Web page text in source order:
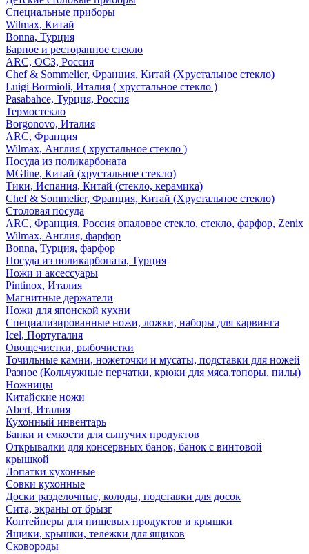
Специальные приборы
Wilmax, Китай
Bonna, Турция
Барное и ресторанное стекло
ARC, ОСЗ, Россия
Chef & Sommelier, Франция, Китай (Хрустальное стекло)
Luigi Bormioli, Италия ( хрустальное стекло )
Pasabahce, Турция, Россия
Термостекло
Borgonovo, Италия
ARC, Франция
Wilmax, Англия ( хрустальное стекло )
Посуда из поликарбоната
MGline, Китай (хрустальное стекло)
Тики, Испания, Китай (стекло, керамика)
Chef & Sommelier, Франция, Китай (Хрустальное стекло)
Столовая посуда
ARC, Франция, Россия опаловое стекло, стекло, фарфор, Zenix
Wilmax, Англия, фарфор
Bonna, Турция, фарфор
Посуда из поликарбоната, Турция
Ножи и аксессуары
Pintinox, Италия
Магнитные держатели
Ножи для японской кухни
Специализированные ножи, ложки, наборы для карвинга
Icel, Португалия
Овощечистки, рыбочистки
Точильные камни, ножеточки и мусаты, подставки для ножей
Разное (Кольчужные перчатки, крюки для мяса,топоры, пилы)
Ножницы
Китайские ножи
Abert, Италия
Кухонный инвентарь
Банки и емкости для сыпучих продуктов
Открывалки для консервных банок, банок с винтовой
крышкой
Лопатки кухонные
Совки кухонные
Доски разделочные, колоды, подставки для досок
Сита, экраны от брызг
Контейнеры для пищевых продуктов и крышки
Ящики, крышки, тележки для ящиков
Сковороды